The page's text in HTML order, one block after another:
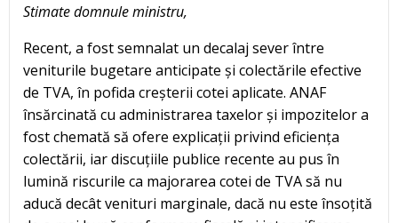
Stimate domnule ministru,
Recent, a fost semnalat un decalaj sever între
veniturile bugetare anticipate și colectările efective
de TVA, în pofida creșterii cotei aplicate. ANAF
însărcinată cu administrarea taxelor și impozitelor a
fost chemată să ofere explicații privind eficiența
colectării, iar discuțiile publice recente au pus în
lumină riscurile ca majorarea cotei de TVA să nu
aducă decât venituri marginale, dacă nu este însoțită